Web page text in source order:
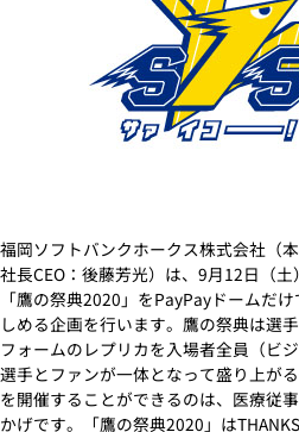
福岡ソフトバンクホークス株式会社（
社長CEO：後藤芳光）は、9月12日（
「鷹の祭典2020」をPayPayドームだ
しめる企画を行います。鷹の祭典は選
フォームのレプリカを入場者全員（ビ
選手とファンが一体となって盛り上が
を開催することができるのは、医療従
かげです。「鷹の祭典2020」は